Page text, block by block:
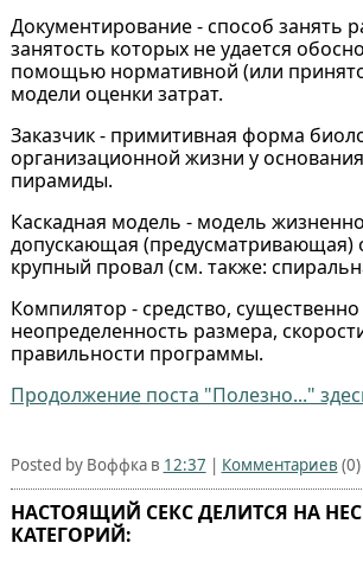
Документирование - способ занять
занятость которых не удается
помощью нормативной (или
модели оценки затрат.
Заказчик - примитивная форма
организационной жизни у
пирамиды.
Каскадная модель - модель
допускающая (предусматривающая)
крупный провал (см. также:
Компилятор - средство,
неопределенность размера,
правильности программы.
Продолжение поста "Полезно..."
Posted by Воффка в 12:37 | Комментариев (0)
HАСТОЯЩИЙ СЕКС ДЕЛИТСЯ НА
КАТЕГОРИЙ: